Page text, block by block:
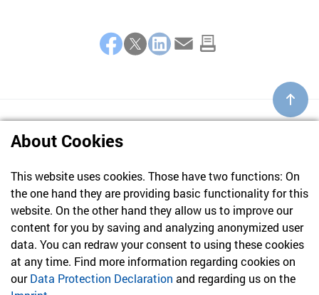
030 61 39 04 10
info@hvd-bb.de
About Cookies
This website uses cookies. Those have two functions: On
the one hand they are providing basic functionality for this
website. On the other hand they allow us to improve our
content for you by saving and analyzing anonymized user
data. You can redraw your consent to using these cookies
at any time. Find more information regarding cookies on
ourData Protection Declaration and regarding us on the